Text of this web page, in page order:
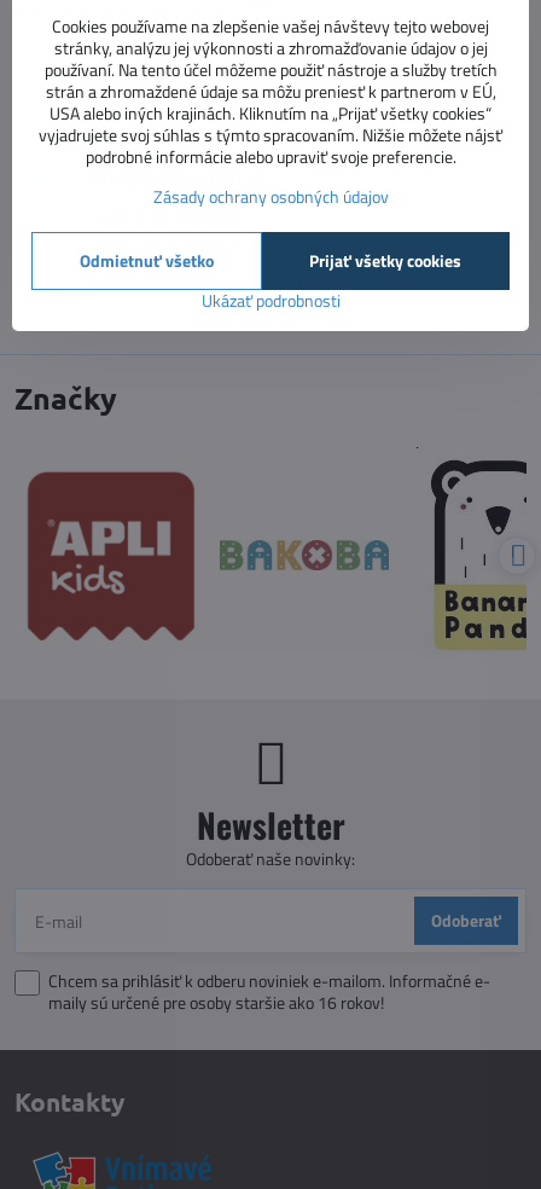
Stav objednávky
+421 918 322 199
e-shop
info​@vnimavedeti​.sk
vzdelavanie​@prosolutions​.sk
Značky
Newsletter
Odoberať naše novinky:
Odoberať
Chcem sa prihlásiť k odberu noviniek e-mailom. Informačné e-
maily sú určené pre osoby staršie ako 16 rokov!
Kontakty
Cookies používame na zlepšenie vašej návštevy tejto webovej
stránky, analýzu jej výkonnosti a zhromažďovanie údajov o jej
používaní. Na tento účel môžeme použiť nástroje a služby tretích
strán a zhromaždené údaje sa môžu preniesť k partnerom v EÚ,
USA alebo iných krajinách. Kliknutím na „Prijať všetky cookies“
vyjadrujete svoj súhlas s týmto spracovaním. Nižšie môžete nájsť
podrobné informácie alebo upraviť svoje preferencie.
Zásady ochrany osobných údajov
Ukázať podrobnosti
Prijať všetky cookies
Odmietnuť všetko